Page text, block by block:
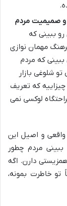
و صمیمیت مردم
ببینی که
مهمان نوازی
که مردم
شلوغی بازار
که تعریف
لوکسی نمی
واقعی و اصیل این
مردم چطور
دارن. اگه
خاطرت بمونه،